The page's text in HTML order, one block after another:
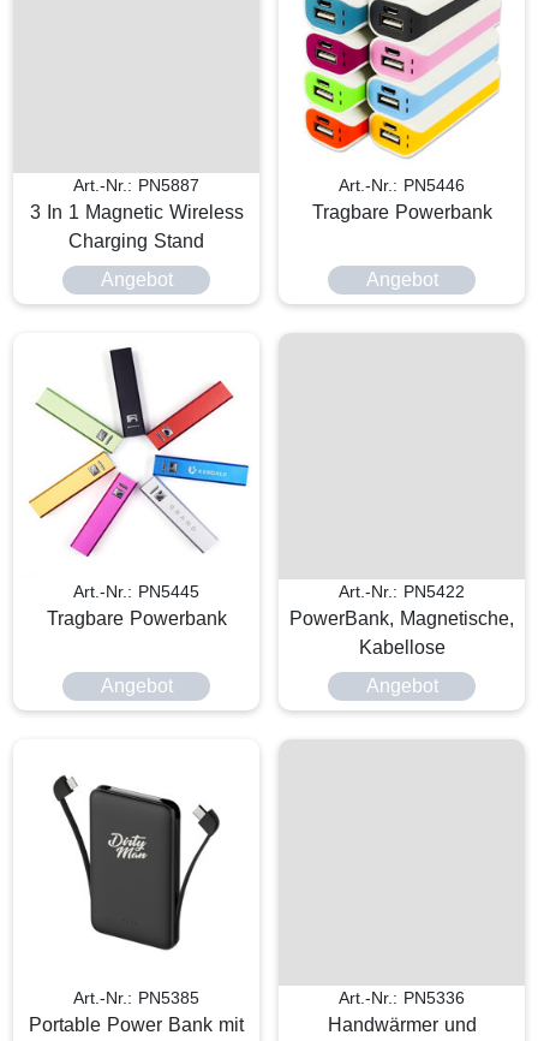
Art.-Nr.: PN5887
3 In 1 Magnetic Wireless
Charging Stand
Angebot
Art.-Nr.: PN5446
Tragbare Powerbank
Angebot
Art.-Nr.: PN5445
Tragbare Powerbank
Angebot
Art.-Nr.: PN5422
PowerBank, Magnetische,
Kabellose
Angebot
Art.-Nr.: PN5385
Portable Power Bank mit
Art.-Nr.: PN5336
Handwärmer und